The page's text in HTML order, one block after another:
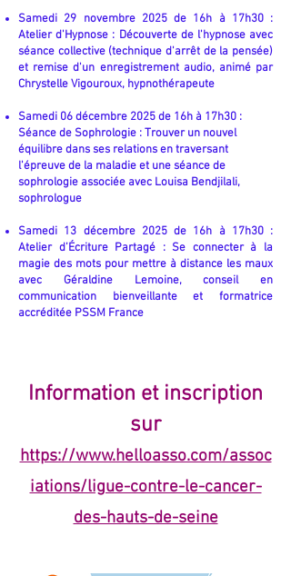
Samedi 29 novembre 2025 de 16h à 17h30 :
Atelier d'Hypnose : Découverte de l'hypnose avec
séance collective (technique d'arrêt de la pensée)
et remise d'un enregistrement audio, animé par
Chrystelle Vigouroux, hypnothérapeute
Samedi 06 décembre 2025 de 16h à 17h30 :
Séance de Sophrologie : Trouver un nouvel
équilibre dans ses relations en traversant
l'épreuve de la maladie et une séance de
sophrologie associée avec Louisa Bendjilali,
sophrologue​
Samedi 13 décembre 2025 de 16h à 17h30 :
Atelier d’Écriture Partagé : Se connecter à la
magie des mots pour mettre à distance les maux
avec Géraldine Lemoine, conseil en
communication bienveillante et formatrice
accréditée PSSM France
Information et inscription
sur
https://www.helloasso.com/assoc
iations/ligue-contre-le-cancer-
des-hauts-de-seine